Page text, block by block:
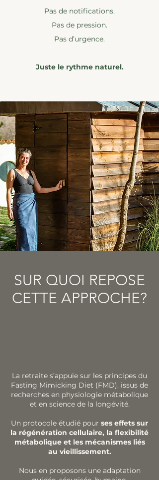
Pas de notifications.
Pas de pression.
Pas d’urgence.
Juste le rythme naturel.
SUR QUOI REPOSE
CETTE APPROCHE?
La retraite s’appuie sur les principes du
Fasting Mimicking Diet (FMD), issus de
recherches en physiologie métabolique
et en science de la longévité.
Un protocole étudié pour ses effets sur
la régénération cellulaire, la flexibilité
métabolique et les mécanismes liés
au vieillissement.
Nous en proposons une adaptation